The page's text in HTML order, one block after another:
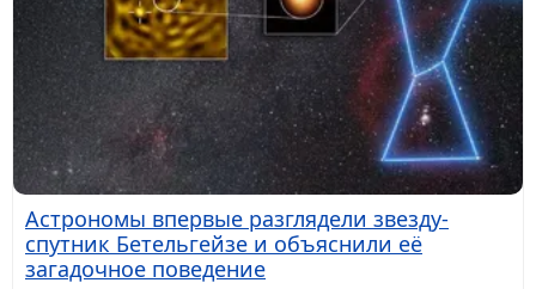
Астрономы впервые разглядели звезду-
спутник Бетельгейзе и объяснили её
загадочное поведение